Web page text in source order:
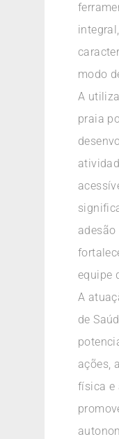
modo
A
praia
equipe
A
de
ações,
física e